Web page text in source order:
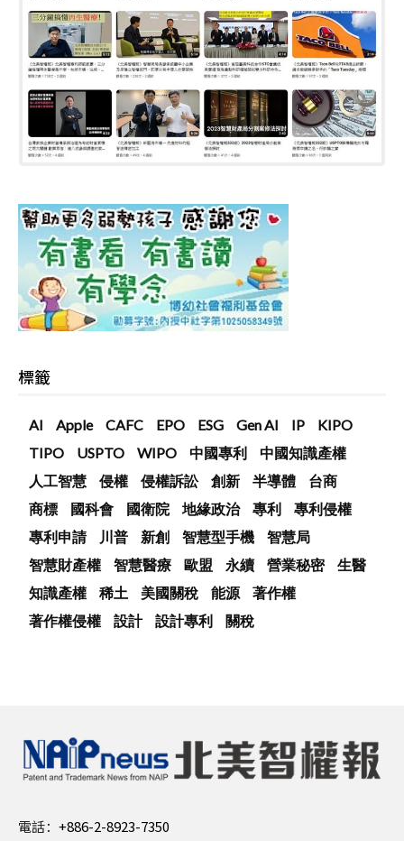
標籤
AI Apple CAFC EPO ESG Gen AI IP
KIPO
TIPO
USPTO WIPO 中國專利
中國知識產權
人工智慧
侵權 侵權訴訟 創新 半導體
台商
商標
國科會 國衛院 地緣政治 專利
專利侵權
專利申請
川普 新創 智慧型手機
智慧局
智慧財產權
智慧醫療 歐盟 永續 營業秘密
生醫
知識產權
稀土 美國關稅 能源
著作權
著作權侵權
設計 設計專利 關稅
電話： +886-2-8923-7350